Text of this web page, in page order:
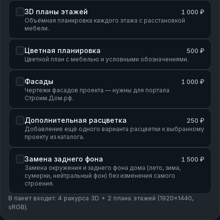
3D планы этажей 1 000 ₽
Объёмная планировка каждого этажа с расстановкой
мебели.
Цветная планировка 500 ₽
Цветной план с мебелью и условными обозначениями.
Фасады 1 000 ₽
Чертежи фасадов проекта — нужны для портала
Строим.Дом.рф.
Дополнительная расцветка 250 ₽
Добавление ещё одного варианта расцветки к выбранному
проекту из каталога.
Замена заднего фона 1 500 ₽
Замена окружения и заднего фона дома (лето, зима,
сумерки, нейтральный фон) без изменения самого
строения.
В пакет входит: 4 ракурса 3D + 2 плана этажей (1920×1440,
sRGB).